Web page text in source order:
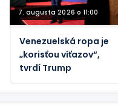
7. augusta 2026 o 11:00
Venezuelská ropa je
„korisťou víťazov“,
tvrdí Trump